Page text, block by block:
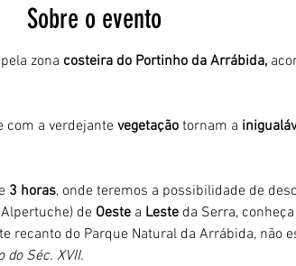
Sobre o evento
zona costeira do Portinho da Arrábida,
com a verdejante vegetação tornam a
3 horas, onde teremos a possibilidade de
de Oeste a Leste da Serra,
recanto do Parque Natural da Arrábida, não
do Séc. XVII.